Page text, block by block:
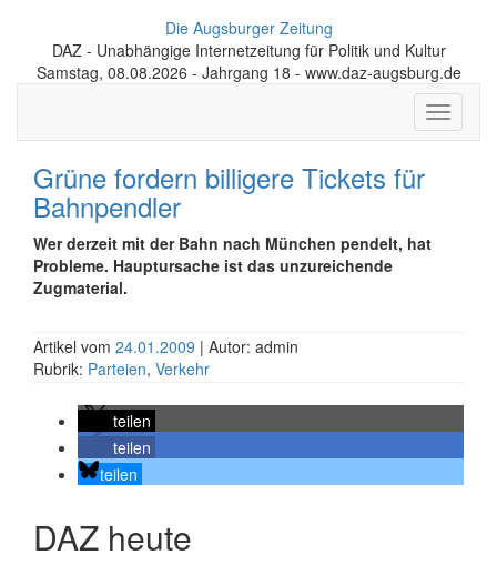
Die Augsburger Zeitung
DAZ - Unabhängige Internetzeitung für Politik und Kultur
Samstag, 08.08.2026 - Jahrgang 18 - www.daz-augsburg.de
Toggle
Grüne fordern billigere Tickets für
Bahnpendler
Wer derzeit mit der Bahn nach München pendelt, hat
Probleme. Hauptursache ist das unzureichende
Zugmaterial.
Artikel vom 24.01.2009 | Autor: admin
Rubrik: Parteien, Verkehr
teilen
teilen
teilen
DAZ heute